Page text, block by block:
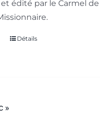
édité par le Carmel de
Détails
»